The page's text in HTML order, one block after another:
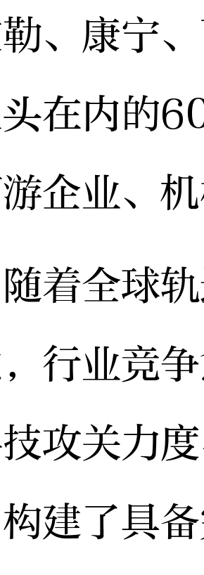
、康宁
在内的
游企业、
全球轨
行业竞
攻关力
建了具